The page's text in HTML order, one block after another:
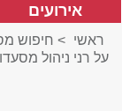
אירועים
ראשי > חיפוש
על רני ניהול